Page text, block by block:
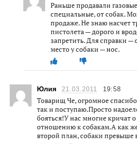
Раньше продавали
специальные, от собак.
продаже. Не знаю насчет
пистолета — дорого и
запретить. Для справки —
место у собаки — нос.
Юлия 21.03.2011 19:58
Товарищ Че, огромное
так и поступаю.Просто
бояться!У нас многие кричат
отношению к собакам.А как
второй план, собаки превыше